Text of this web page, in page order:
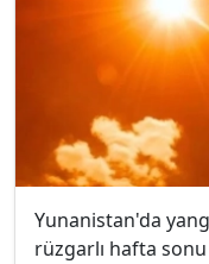
Yunanistan'da
rüzgarlı hafta